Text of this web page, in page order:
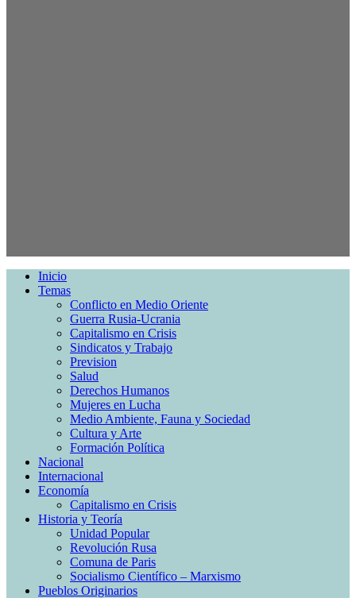
Inicio
Temas
Conflicto en Medio Oriente
Guerra Rusia-Ucrania
Capitalismo en Crisis
Sindicatos y Trabajo
Prevision
Salud
Derechos Humanos
Mujeres en Lucha
Medio Ambiente, Fauna y Sociedad
Cultura y Arte
Formación Política
Nacional
Internacional
Economía
Capitalismo en Crisis
Historia y Teoría
Unidad Popular
Revolución Rusa
Comuna de Paris
Socialismo Científico – Marxismo
Pueblos Originarios